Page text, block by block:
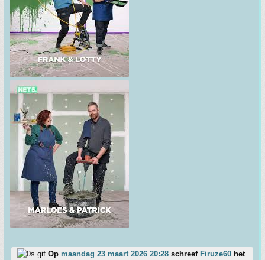
Op maandag 23 maart 2026 20:28 schreef Firuze60 het